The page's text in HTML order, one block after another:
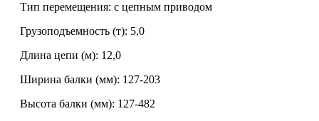
Тип перемещения: с цепным приводом
Грузоподъемность (т): 5,0
Длина цепи (м): 12,0
Ширина балки (мм): 127-203
Высота балки (мм): 127-482